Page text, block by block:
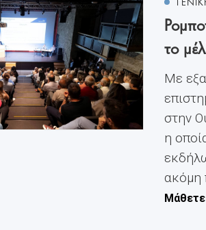
το
Με
στην
η
ακόμη